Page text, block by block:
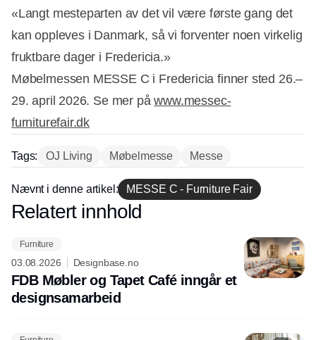
«Langt mesteparten av det vil være første gang det
kan oppleves i Danmark, så vi forventer noen virkelig
fruktbare dager i Fredericia.»
Møbelmessen MESSE C i Fredericia finner sted 26.–
29. april 2026. Se mer påwww.messec-
furniturefair.dk
Tags: OJ Living Møbelmesse Messe
Nævnt i denne artikel: MESSE C - Furniture Fair
Annonce
Relatert innhold
Furniture
03.08.2026 Designbase.no
FDB Møbler og Tapet Café inngår et
designsamarbeid